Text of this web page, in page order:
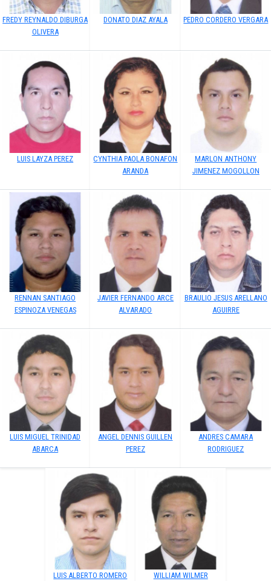
FREDY REYNALDO DIBURGA
OLIVERA
DONATO DIAZ AYALA PEDRO CORDERO VERGARA
LUIS LAYZA PEREZ
CYNTHIA PAOLA BONAFON
ARANDA
MARLON ANTHONY
JIMENEZ MOGOLLON
RENNAN SANTIAGO
ESPINOZA VENEGAS
JAVIER FERNANDO ARCE
ALVARADO
BRAULIO JESUS ARELLANO
AGUIRRE
LUIS MIGUEL TRINIDAD
ABARCA
ANGEL DENNIS GUILLEN
PEREZ
ANDRES CAMARA
RODRIGUEZ
LUIS ALBERTO ROMERO
WILLIAM WILMER